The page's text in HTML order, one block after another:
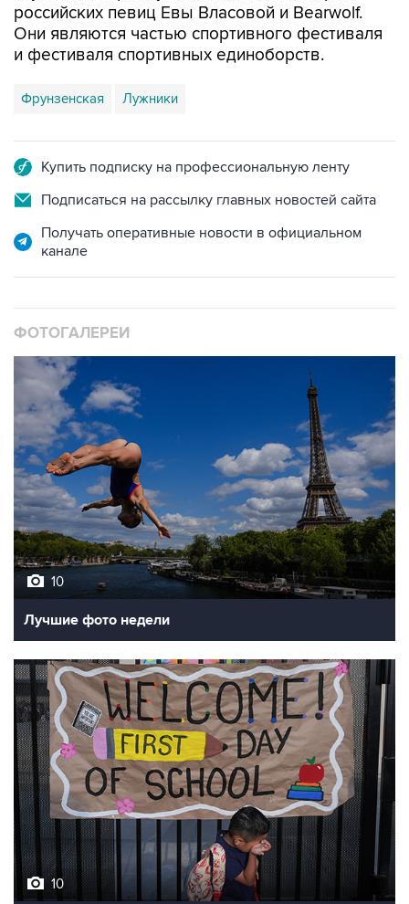
и фестиваля спортивных единоборств.
Фрунзенская Лужники
Подписаться на рассылку главных новостей сайта
Получать оперативные новости в официальном
10
Лучшие фото недели
10
Фотохроника 7 августа